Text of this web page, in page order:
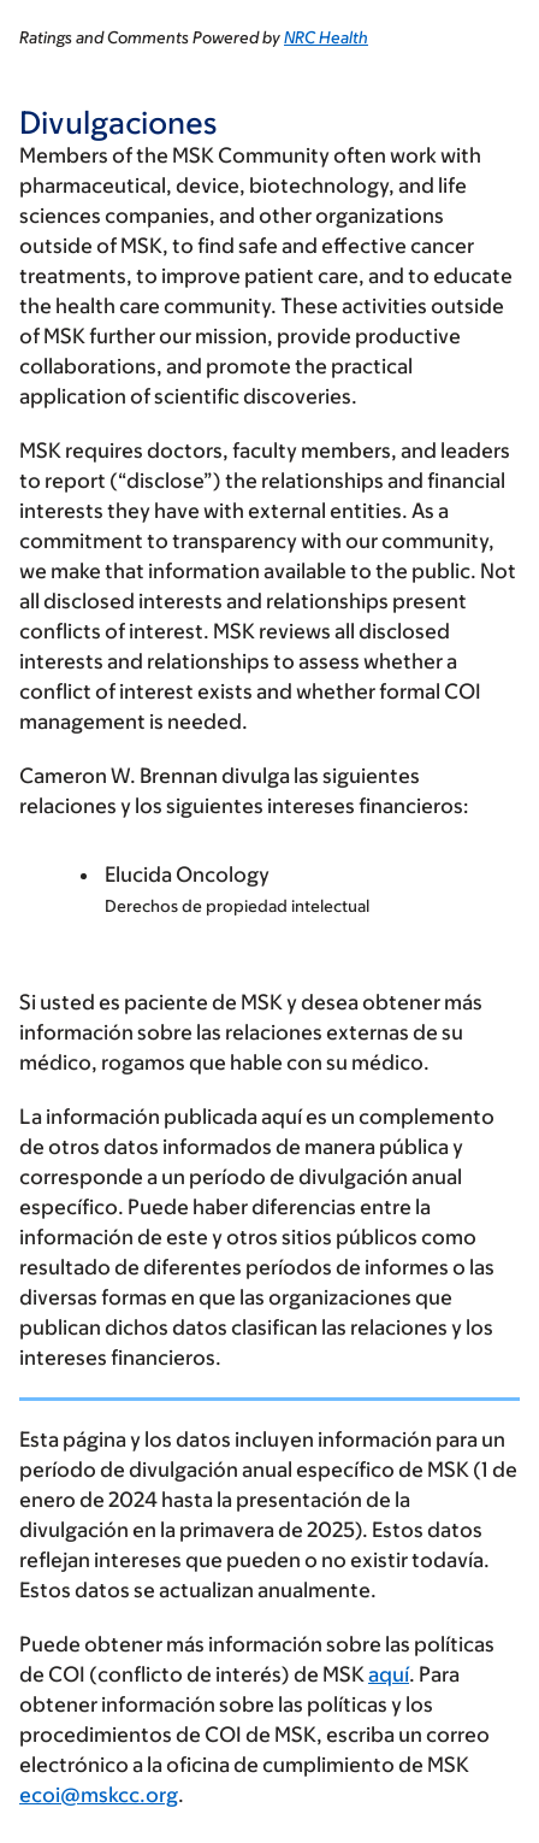
Ratings and Comments Powered byNRC Health
Divulgaciones
Members of the MSK Community often work with
pharmaceutical, device, biotechnology, and life
sciences companies, and other organizations
outside of MSK, to find safe and effective cancer
treatments, to improve patient care, and to educate
the health care community. These activities outside
of MSK further our mission, provide productive
collaborations, and promote the practical
application of scientific discoveries.
MSK requires doctors, faculty members, and leaders
to report (“disclose”) the relationships and financial
interests they have with external entities. As a
commitment to transparency with our community,
we make that information available to the public. Not
all disclosed interests and relationships present
conflicts of interest. MSK reviews all disclosed
interests and relationships to assess whether a
conflict of interest exists and whether formal COI
management is needed.
Cameron W. Brennan divulga las siguientes
relaciones y los siguientes intereses financieros:
Elucida Oncology
Derechos de propiedad intelectual
Si usted es paciente de MSK y desea obtener más
información sobre las relaciones externas de su
médico, rogamos que hable con su médico.
La información publicada aquí es un complemento
de otros datos informados de manera pública y
corresponde a un período de divulgación anual
específico. Puede haber diferencias entre la
información de este y otros sitios públicos como
resultado de diferentes períodos de informes o las
diversas formas en que las organizaciones que
publican dichos datos clasifican las relaciones y los
intereses financieros.
Esta página y los datos incluyen información para un
período de divulgación anual específico de MSK (1 de
enero de 2024 hasta la presentación de la
divulgación en la primavera de 2025). Estos datos
reflejan intereses que pueden o no existir todavía.
Estos datos se actualizan anualmente.
Puede obtener más información sobre las políticas
de COI (conflicto de interés) de MSKaquí. Para
obtener información sobre las políticas y los
procedimientos de COI de MSK, escriba un correo
electrónico a la oficina de cumplimiento de MSK
ecoi@mskcc.org.